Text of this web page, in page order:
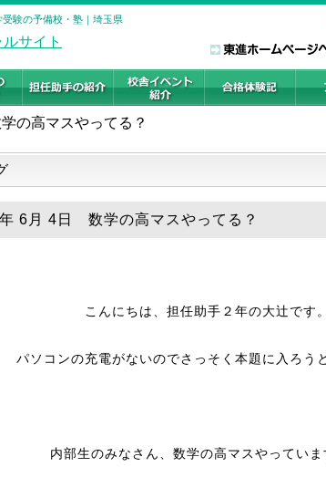
験の予備校・塾｜埼玉県
の高マスやってる？
6月 4日 数学の高マスやってる？
こんにちは、担任助手２年の大辻です。
パソコンの充電がないのでさっそく本題に入ろう
内部生のみなさん、数学の高マスやっていま